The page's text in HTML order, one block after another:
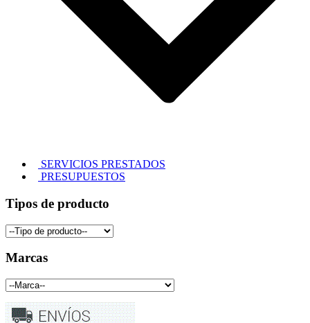
SERVICIOS PRESTADOS
PRESUPUESTOS
Tipos de producto
Marcas